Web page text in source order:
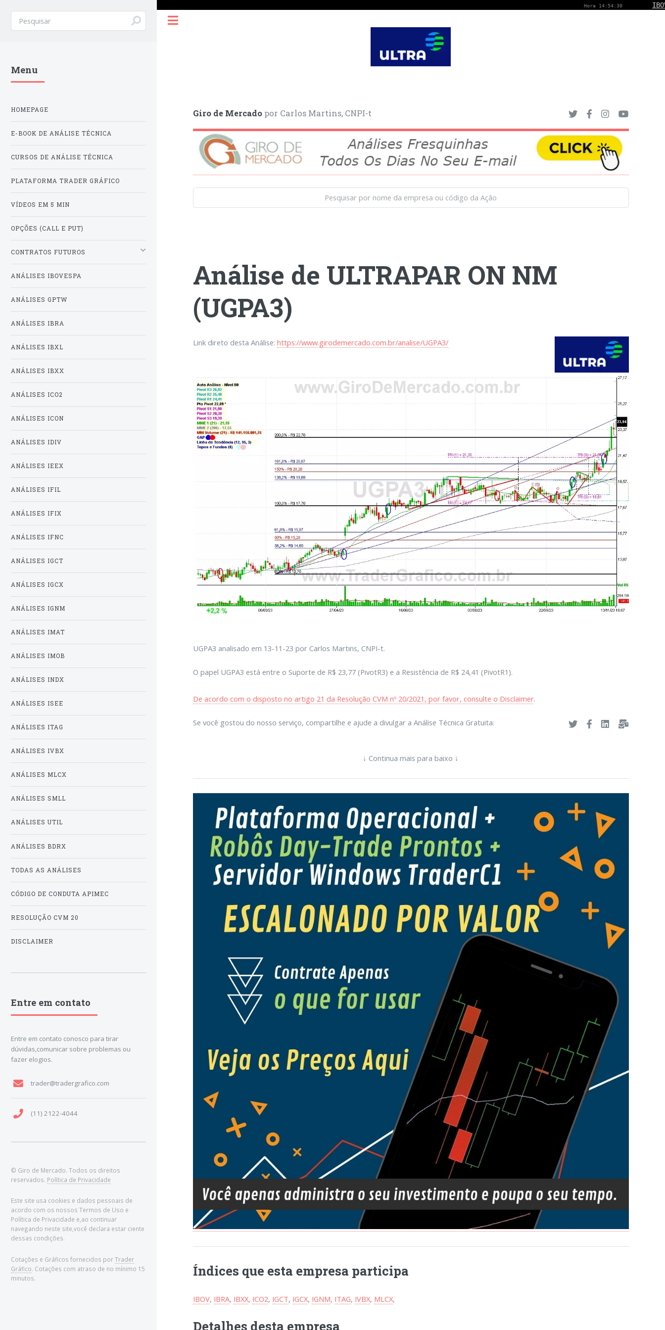
Giro de Mercado por Carlos Martins, CNPI-t
Análise de ULTRAPAR ON NM
(UGPA3)
Link direto desta Análise:https://www.girodemercado.com.br/analise/UGPA3/
UGPA3 analisado em 13-11-23 por Carlos Martins, CNPI-t.
O papel UGPA3 está entre o Suporte de R$ 23,77 (PivotR3) e a Resistência de R$ 24,41 (PivotR1).
De acordo com o disposto no artigo 21 da Resolução CVM nº 20/2021, por favor, consulte o Disclaimer.
Se você gostou do nosso serviço, compartilhe e ajude a divulgar a Análise Técnica Gratuita:
↓ Continua mais para baixo ↓
Índices que esta empresa participa
IBOV, IBRA, IBXX, ICO2, IGCT, IGCX, IGNM, ITAG, IVBX, MLCX,
Detalhes desta empresa
Menu
HOMEPAGE
E-BOOK DE ANÁLISE TÉCNICA
CURSOS DE ANÁLISE TÉCNICA
PLATAFORMA TRADER GRÁFICO
VÍDEOS EM 5 MIN
OPÇÕES (CALL E PUT)
CONTRATOS FUTUROS
ANÁLISES IBOVESPA
ANÁLISES GPTW
ANÁLISES IBRA
ANÁLISES IBXL
ANÁLISES IBXX
ANÁLISES ICO2
ANÁLISES ICON
ANÁLISES IDIV
ANÁLISES IEEX
ANÁLISES IFIL
ANÁLISES IFIX
ANÁLISES IFNC
ANÁLISES IGCT
ANÁLISES IGCX
ANÁLISES IGNM
ANÁLISES IMAT
ANÁLISES IMOB
ANÁLISES INDX
ANÁLISES ISEE
ANÁLISES ITAG
ANÁLISES IVBX
ANÁLISES MLCX
ANÁLISES SMLL
ANÁLISES UTIL
ANÁLISES BDRX
TODAS AS ANÁLISES
CÓDIGO DE CONDUTA APIMEC
RESOLUÇÃO CVM 20
DISCLAIMER
Entre em contato
Entre em contato conosco para tirar
dúvidas,comunicar sobre problemas ou
fazer elogios.
trader@tradergrafico.com
(11) 2122-4044
© Giro de Mercado. Todos os direitos
reservados. Política de Privacidade
Este site usa cookies e dados pessoais de
acordo com os nossos Termos de Uso e
Política de Privacidade e,ao continuar
navegando neste site,você declara estar ciente
dessas condições.
Cotações e Gráficos fornecidos porTrader
Gráfico. Cotações com atraso de no mínimo 15
minutos.